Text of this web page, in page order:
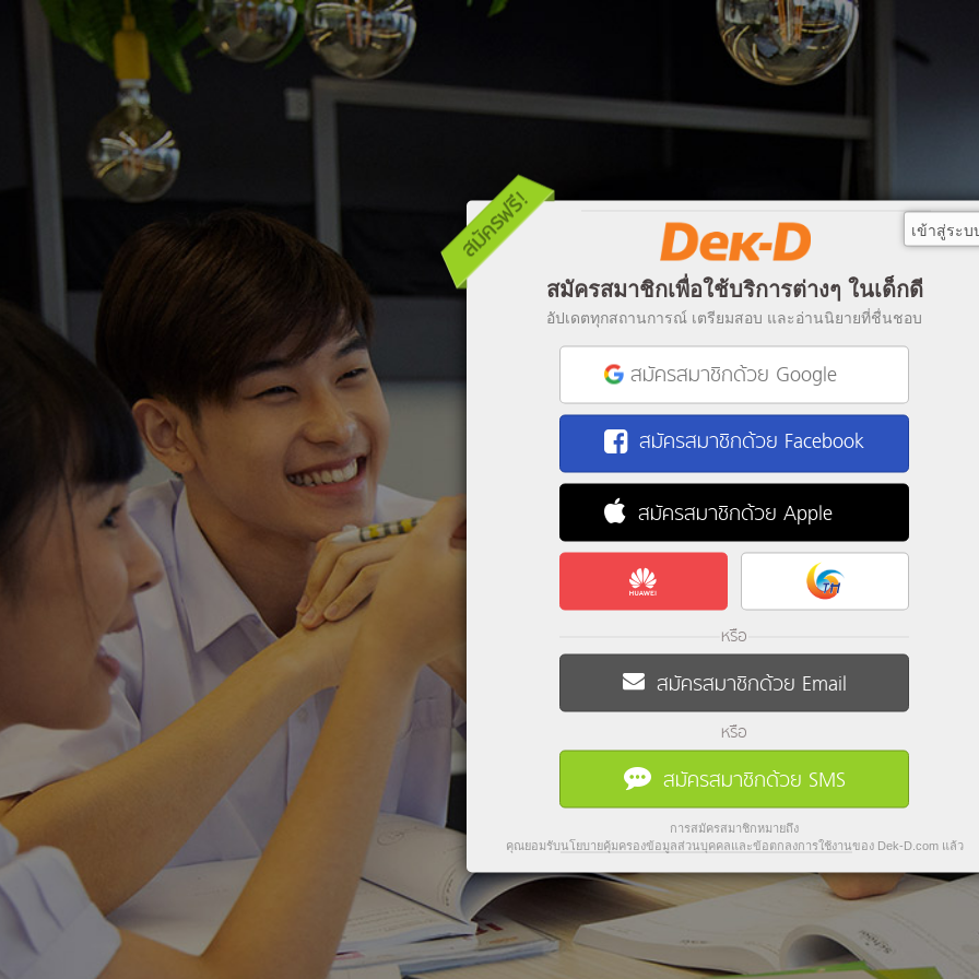
สมัครสมาชิกเพื่อใช้บริการต่างๆ ในเด็กดี
อัปเดตทุกสถานการณ์ เตรียมสอบ และอ่านนิยายที่ชื่นชอบ
สมัครสมาชิกด้วย Google
สมัครสมาชิกด้วย Facebook
สมัครสมาชิกด้วย Apple
หรือ
สมัครสมาชิกด้วย Email
หรือ
สมัครสมาชิกด้วย SMS
การสมัครสมาชิกหมายถึง
คุณยอมรับนโยบายคุ้มครองข้อมูลส่วนบุคคลและข้อตกลงการใช้งานของ Dek-D.com แล้ว
เข้าสู่ระบ